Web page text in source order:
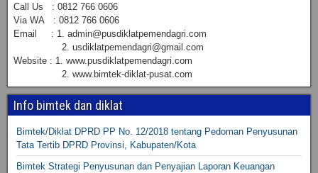
Call Us : 0812 766 0606
Via WA : 0812 766 0606
Email : 1. admin@pusdiklatpemendagri.com
2. usdiklatpemendagri@gmail.com
Website : 1. www.pusdiklatpemendagri.com
2. www.bimtek-diklat-pusat.com
Info bimtek dan diklat
Bimtek/Diklat DPRD PP No. 12/2018 tentang Pedoman Penyusunan
Tata Tertib DPRD Provinsi, Kabupaten/Kota
Bimtek Strategi Penyusunan dan Penyajian Laporan Keuangan